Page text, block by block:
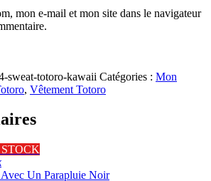
mon e-mail et mon site dans le navigateur
sweat-totoro-kawaii Catégories : Mon
, Vêtement Totoro